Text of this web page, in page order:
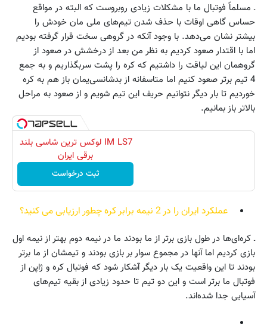
ـ مسلماً فوتبال ما با مشکلات زیادی روبروست که البته در مواقع
حساس گاهی اوقات با حذف شدن تیم‌های ملی مان خودش را
بیشتر نشان می‌دهد. با وجود آنکه در گروهی سخت قرار گرفته بودیم
اما با اقتدار صعود کردیم به نظر من بعد از درخشش در صعود از
گروهمان این لیاقت را داشتیم که کره را پشت سربگذاریم و به جمع
4 تیم برتر صعود کنیم اما متاسفانه از بدشانسی‌یمان باز هم به کره
خوردیم تا بار دیگر نتوانیم حریف این تیم شویم و از صعود به مراحل
بالاتر باز بمانیم.
IM LS7 لوکس ترین شاسی بلند
برقی ایران
ثبت درخواست
عملکرد ایران را در 2 نیمه برابر کره چطور ارزیابی می کنید؟
ـ کره‌ای‌ها در طول بازی برتر از ما بودند ما در نیمه دوم بهتر از نیمه اول
بازی کردیم اما آنها در مجموع سوار بر بازی بودند و تیمشان از ما برتر
بودند تا این واقعیت یک بار دیگر آشکار شود که فوتبال کره و ژاپن از
فوتبال ما برتر است و این دو تیم تا حدود زیادی از بقیه تیم‌های
آسیایی جدا شده‌اند.